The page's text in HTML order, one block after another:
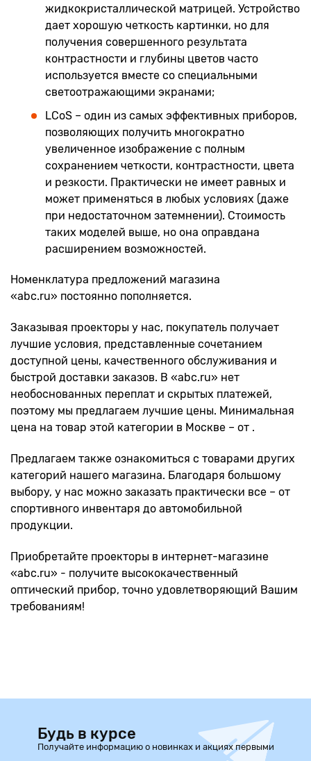
жидкокристаллической матрицей. Устройство
дает хорошую четкость картинки, но для
получения совершенного результата
контрастности и глубины цветов часто
используется вместе со специальными
светоотражающими экранами;
LCoS – один из самых эффективных приборов,
позволяющих получить многократно
увеличенное изображение с полным
сохранением четкости, контрастности, цвета
и резкости. Практически не имеет равных и
может применяться в любых условиях (даже
при недостаточном затемнении). Стоимость
таких моделей выше, но она оправдана
расширением возможностей.
Номенклатура предложений магазина
«abc.ru» постоянно пополняется.
Заказывая проекторы у нас, покупатель получает
лучшие условия, представленные сочетанием
доступной цены, качественного обслуживания и
быстрой доставки заказов. В «abc.ru» нет
необоснованных переплат и скрытых платежей,
поэтому мы предлагаем лучшие цены. Минимальная
цена на товар этой категории в Москве – от .
Предлагаем также ознакомиться с товарами других
категорий нашего магазина. Благодаря большому
выбору, у нас можно заказать практически все – от
спортивного инвентаря до автомобильной
продукции.
Приобретайте проекторы в интернет-магазине
«abc.ru» - получите высококачественный
оптический прибор, точно удовлетворяющий Вашим
требованиям!
Будь в курсе
Получайте информацию о новинках и акциях первыми